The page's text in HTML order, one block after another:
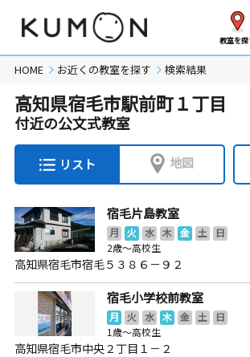
教室を探
HOME お近くの教室を探す 検索結果
高知県宿毛市駅前町１丁目
付近の公文式教室
リスト 地図
宿毛片島教室
月 火 水 木 金 土
日
2歳～高校生
高知県宿毛市宿毛５３８６－９２
宿毛小学校前教室
月 火 水 木 金 土
日
1歳～高校生
高知県宿毛市中央２丁目１－２